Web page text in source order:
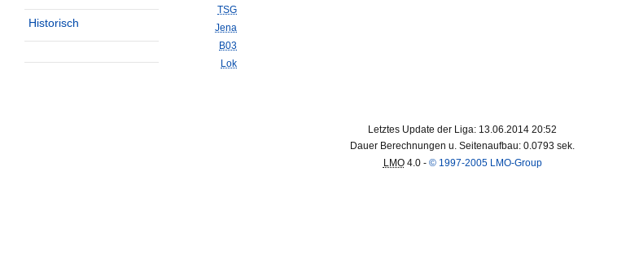
Historisch
TSG
Jena
B03
Lok
Letztes Update der Liga: 13.06.2014 20:52
Dauer Berechnungen u. Seitenaufbau: 0.0793 sek.
LMO4.0 - © 1997-2005 LMO-Group